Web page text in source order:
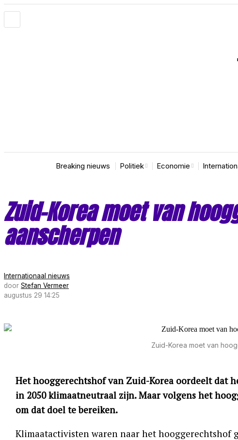
Breaking nieuws Politiek Economie
Zuid-Korea moet van
aanscherpen
Internationaal nieuws
door Stefan Vermeer
augustus 29 14:25
Zuid-Korea moet van
Het hooggerechtshof van Zuid-Korea oordeelt dat
in 2050 klimaatneutraal zijn. Maar volgens het
om dat doel te bereiken.
Klimaatactivisten waren naar het hooggerechtshof